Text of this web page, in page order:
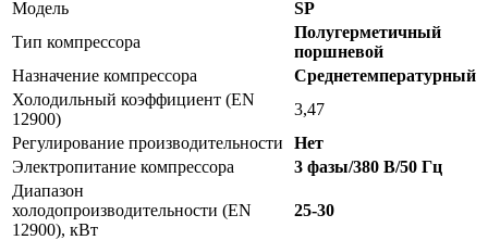
Модель
SP
Тип компрессора
Полугерметичный
поршневой
Назначение компрессора
Среднетемпературный
Холодильный коэффициент (EN
12900)
3,47
Регулирование производительности
Нет
Электропитание компрессора
3 фазы/380 В/50 Гц
Диапазон
холодопроизводительности (EN
12900), кВт
25-30